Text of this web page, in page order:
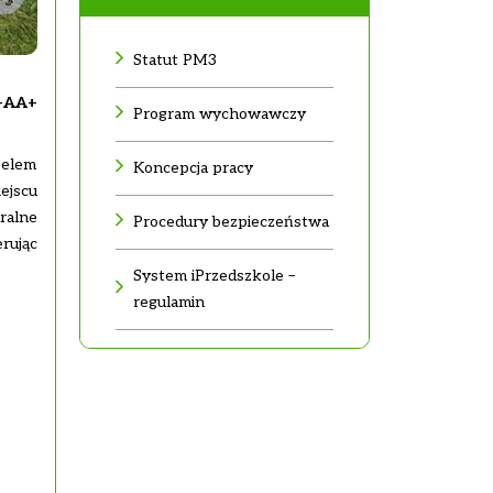
AA+
Statut PM3
Program wychowawczy
Koncepcja pracy
Procedury bezpieczeństwa
System iPrzedszkole –
regulamin